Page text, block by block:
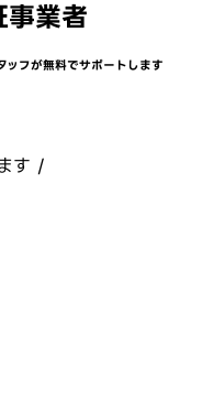
事業者
ッフが無料でサポートします
す /